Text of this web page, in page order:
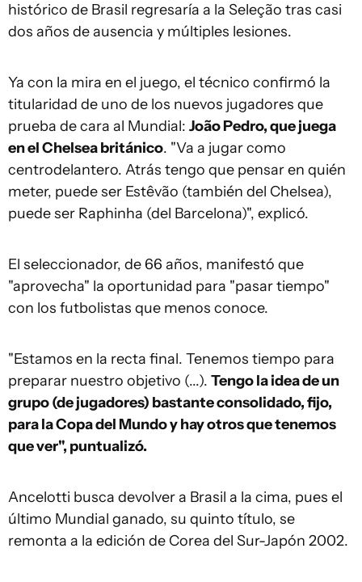
histórico de Brasil regresaría a la Seleção tras casi
dos años de ausencia y múltiples lesiones.
Ya con la mira en el juego, el técnico confirmó la
titularidad de uno de los nuevos jugadores que
prueba de cara al Mundial: João Pedro, que juega
en el Chelsea británico. "Va a jugar como
centrodelantero. Atrás tengo que pensar en quién
meter, puede ser Estêvão (también del Chelsea),
puede ser Raphinha (del Barcelona)", explicó.
El seleccionador, de 66 años, manifestó que
"aprovecha" la oportunidad para "pasar tiempo"
con los futbolistas que menos conoce.
"Estamos en la recta final. Tenemos tiempo para
preparar nuestro objetivo (...). Tengo la idea de un
grupo (de jugadores) bastante consolidado, fijo,
para la Copa del Mundo y hay otros que tenemos
que ver", puntualizó.
Ancelotti busca devolver a Brasil a la cima, pues el
último Mundial ganado, su quinto título, se
remonta a la edición de Corea del Sur-Japón 2002.